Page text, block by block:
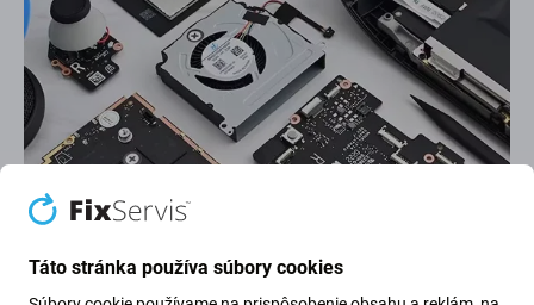
Najlepšie hodnotený servis
Najlepšie hodnotenie na
Táto stránka používa súbory cookies